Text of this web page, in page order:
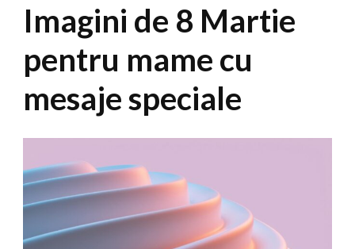
Imagini de 8 Martie
pentru mame cu
mesaje speciale